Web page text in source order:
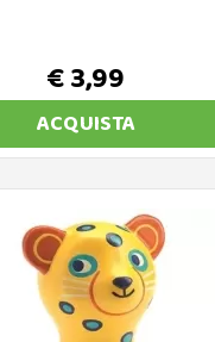
€ 3,99
ACQUISTA